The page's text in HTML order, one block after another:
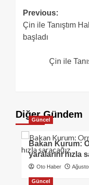
Previous:
Çin ile Tanıştım
başladı
Çin ile
Diğer Gündem
Güncel
Bakan Kurum:
yaralarını hızla
Oto Haber
Güncel